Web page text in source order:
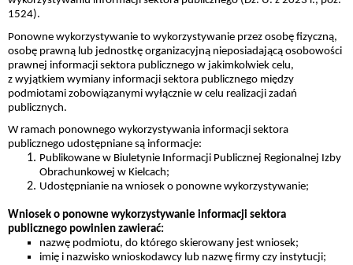
1524).
Ponowne wykorzystywanie to wykorzystywanie przez osobę fizyczną,
osobę prawną lub jednostkę organizacyjną nieposiadającą osobowości
prawnej informacji sektora publicznego w jakimkolwiek celu,
z wyjątkiem wymiany informacji sektora publicznego między
podmiotami zobowiązanymi wyłącznie w celu realizacji zadań
publicznych.
W ramach ponownego wykorzystywania informacji sektora
publicznego udostępniane są informacje:
Publikowane w Biuletynie Informacji Publicznej Regionalnej Izby
Obrachunkowej w Kielcach;
Udostępnianie na wniosek o ponowne wykorzystywanie;
Wniosek o ponowne wykorzystywanie informacji sektora
publicznego powinien zawierać:
nazwę podmiotu, do którego skierowany jest wniosek;
imię i nazwisko wnioskodawcy lub nazwę firmy czy instytucji;